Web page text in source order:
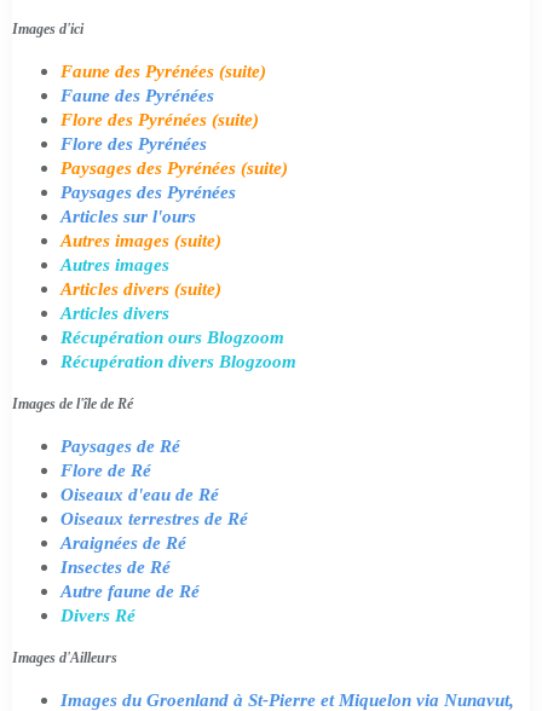
Images d'ici
Faune des Pyrénées (suite)
Faune des Pyrénées
Flore des Pyrénées (suite)
Flore des Pyrénées
Paysages des Pyrénées (suite)
Paysages des Pyrénées
Articles sur l'ours
Autres images (suite)
Autres images
Articles divers (suite)
Articles divers
Récupération ours Blogzoom
Récupération divers Blogzoom
Images de l'île de Ré
Paysages de Ré
Flore de Ré
Oiseaux d'eau de Ré
Oiseaux terrestres de Ré
Araignées de Ré
Insectes de Ré
Autre faune de Ré
Divers Ré
Images d'Ailleurs
Images du Groenland à St-Pierre et Miquelon via Nunavut,